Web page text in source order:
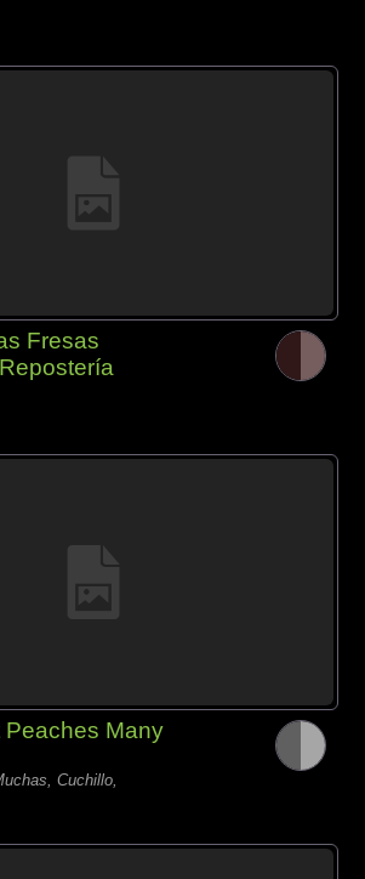
Fresas
Peaches Many
Cuchillo,